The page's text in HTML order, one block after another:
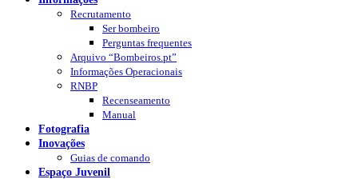
Recrutamento
Ser bombeiro
Perguntas frequentes
Arquivo “Bombeiros.pt”
Informações Operacionais
RNBP
Recenseamento
Manual
Fotografia
Inovações
Guias de comando
Espaço Juvenil